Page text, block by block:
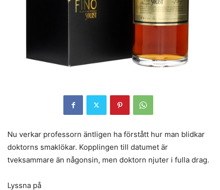
Nu verkar professorn äntligen ha förstått hur man blidkar
doktorns smaklökar. Kopplingen till datumet är
tveksammare än någonsin, men doktorn njuter i fulla drag.
Lyssna på